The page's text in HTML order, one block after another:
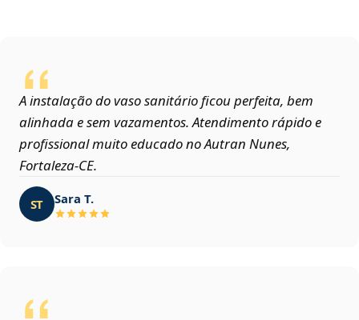
A instalação do vaso sanitário ficou perfeita, bem
alinhada e sem vazamentos. Atendimento rápido e
profissional muito educado no Autran Nunes,
Fortaleza‑CE.
ST Sara T.